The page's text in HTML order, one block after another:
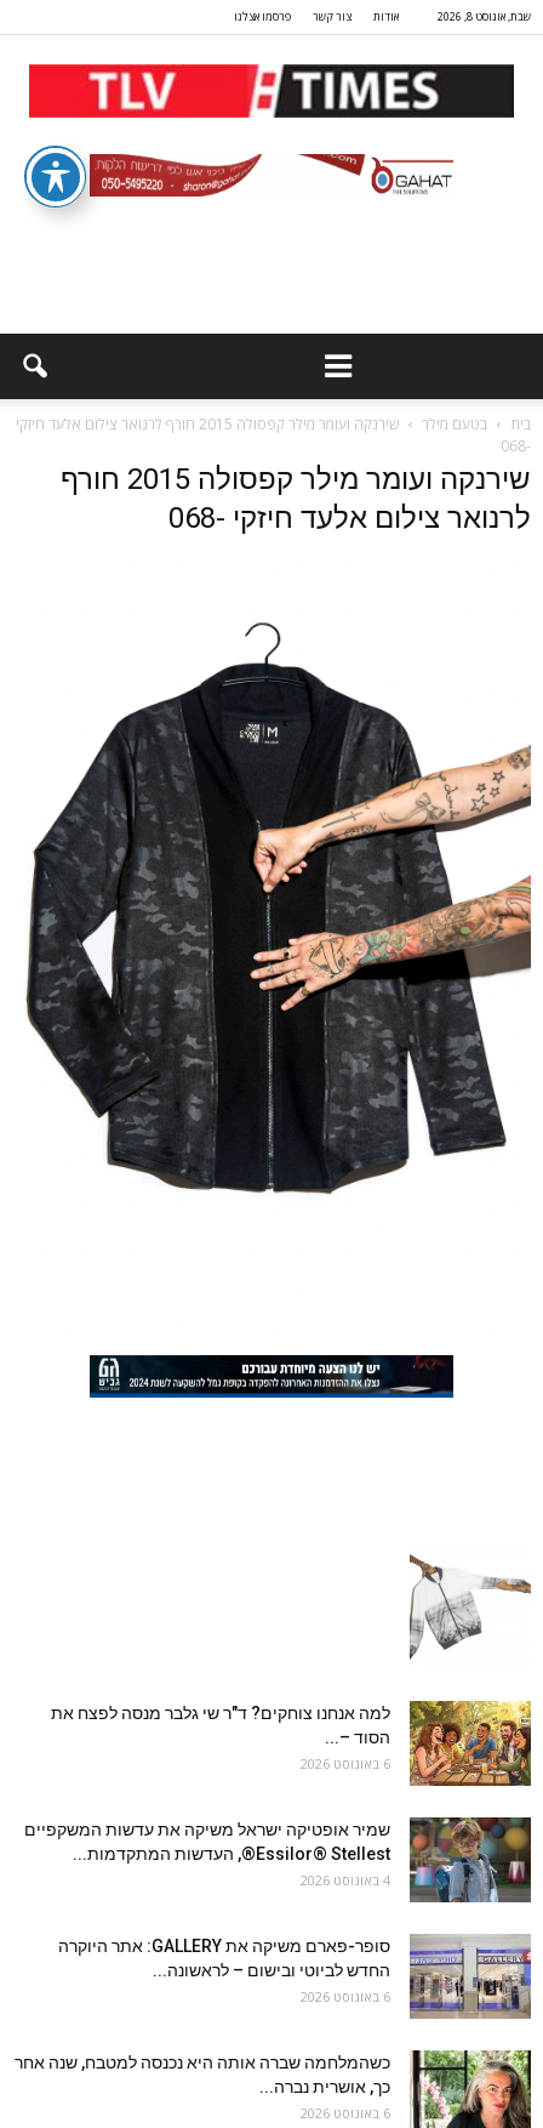
שבת, אוגוסט 8, 2026 אודות צור קשר פרסמו אצלנו
בית בטעם מילר
שירנקה ועומר מילר קפסולה 2015 חורף לרנואר צילום אלעד חיזקי
-068
שירנקה ועומר מילר קפסולה 2015 חורף
לרנואר צילום אלעד חיזקי -068
למה אנחנו צוחקים? ד"ר שי גלבר מנסה לפצח את
הסוד –...
6 באוגוסט 2026
שמיר אופטיקה ישראל משיקה את עדשות המשקפיים
Essilor® Stellest®, העדשות המתקדמות...
4 באוגוסט 2026
סופר-פארם משיקה את GALLERY: אתר היוקרה
החדש לביוטי ובישום – לראשונה...
6 באוגוסט 2026
כשהמלחמה שברה אותה היא נכנסה למטבח, שנה אחר
כך, אושרית נברה...
6 באוגוסט 2026